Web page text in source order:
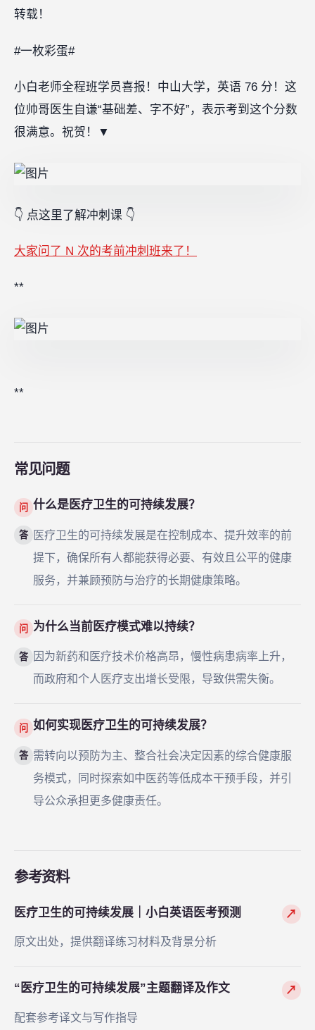
转载！
#一枚彩蛋#
小白老师全程班学员喜报！中山大学，英语 76 分！这
位帅哥医生自谦“基础差、字不好”，表示考到这个分数
很满意。祝贺！
▼
👇 点这里了解冲刺课 👇
大家问了 N 次的考前冲刺班来了！
**
**
常见问题
问 什么是医疗卫生的可持续发展？
答
医疗卫生的可持续发展是在控制成本、提升效率的前
提下，确保所有人都能获得必要、有效且公平的健康
服务，并兼顾预防与治疗的长期健康策略。
问 为什么当前医疗模式难以持续？
答
因为新药和医疗技术价格高昂，慢性病患病率上升，
而政府和个人医疗支出增长受限，导致供需失衡。
问 如何实现医疗卫生的可持续发展？
答 需转向以预防为主、整合社会决定因素的综合健康服
务模式，同时探索如中医药等低成本干预手段，并引
导公众承担更多健康责任。
参考资料
医疗卫生的可持续发展｜小白英语医考预测 ↗
原文出处，提供翻译练习材料及背景分析
“医疗卫生的可持续发展”主题翻译及作文 ↗
配套参考译文与写作指导